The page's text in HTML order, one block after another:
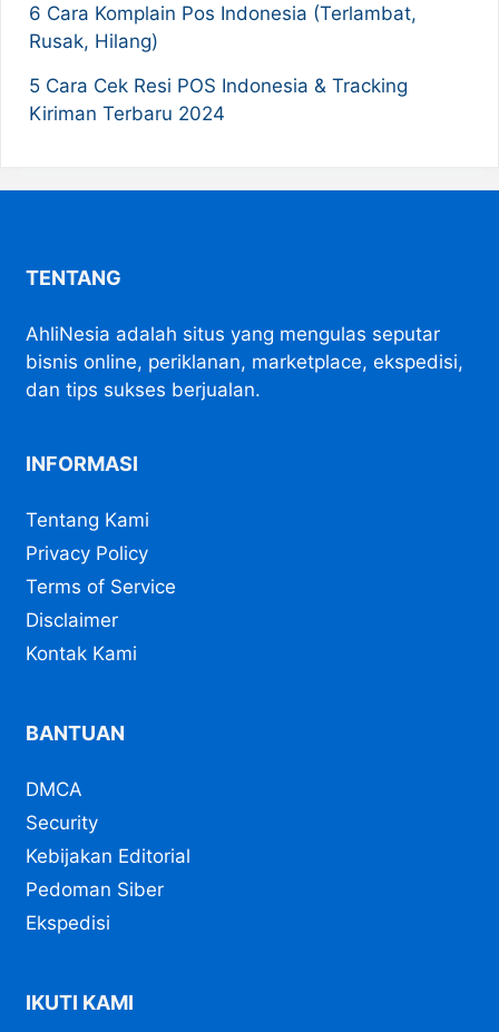
6 Cara Komplain Pos Indonesia (Terlambat,
Rusak, Hilang)
5 Cara Cek Resi POS Indonesia & Tracking
Kiriman Terbaru 2024
TENTANG
AhliNesia adalah situs yang mengulas seputar
bisnis online, periklanan, marketplace, ekspedisi,
dan tips sukses berjualan.
INFORMASI
Tentang Kami
Privacy Policy
Terms of Service
Disclaimer
Kontak Kami
BANTUAN
DMCA
Security
Kebijakan Editorial
Pedoman Siber
Ekspedisi
IKUTI KAMI